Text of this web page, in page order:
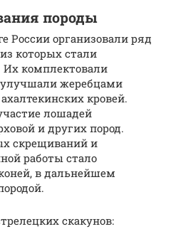
породы
России организовали ряд
которых стали
Их комплектовали
жеребцами
кровей.
лошадей
и других пород.
скрещиваний и
работы стало
в дальнейшем
скакунов: